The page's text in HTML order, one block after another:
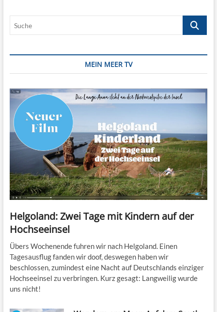
Suche
MEIN MEER TV
Helgoland: Zwei Tage mit Kindern auf der
Hochseeinsel
Übers Wochenende fuhren wir nach Helgoland. Einen
Tagesausflug fanden wir doof, deswegen haben wir
beschlossen, zumindest eine Nacht auf Deutschlands einziger
Hochseeinsel zu verbringen. Kurz gesagt: Langweilig wurde
uns nicht!